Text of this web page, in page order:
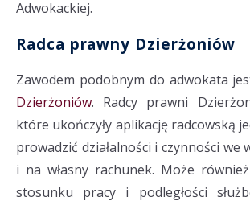
Adwokackiej.
Radca prawny Dzierżoniów
Zawodem podobnym do adwokata
Dzierżoniów. Radcy prawni
które ukończyły aplikację radcowską
prowadzić działalności i czynności we
i na własny rachunek. Może
stosunku pracy i podległości